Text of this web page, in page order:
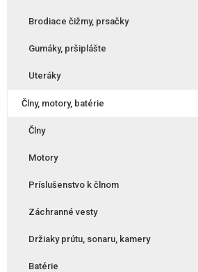
Brodiace čižmy, prsačky
Gumáky, pršiplášte
Uteráky
Člny, motory, batérie
Člny
Motory
Príslušenstvo k člnom
Záchranné vesty
Držiaky prútu, sonaru, kamery
Batérie